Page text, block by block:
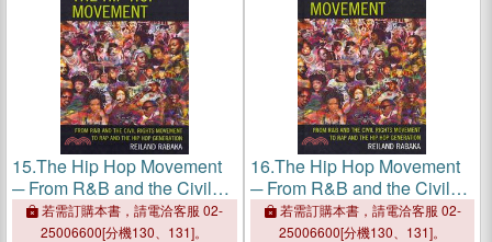
15.The Hip Hop Movement
─ From R&B and the Civil
Rights Movement to Rap
and the Hip Hop Generation
若需訂購本書，請電洽客服 02-
25006600[分機130、131]。
16.The Hip Hop Movement
─ From R&B and the Civil
Rights Movement to Rap
and the Hip Hop Generation
若需訂購本書，請電洽客服 02-
25006600[分機130、131]。